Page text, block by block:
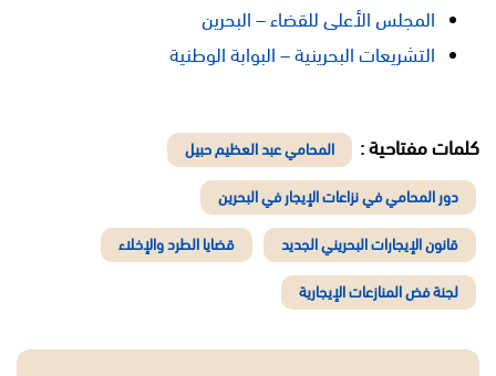
المجلس الأعلى للقضاء – البحرين
التشريعات البحرينية – البوابة الوطنية
كلمات مفتاحية : المحامي عبد العظيم حبيل
دور المحامي في نزاعات الإيجار في البحرين
قانون الإيجارات البحريني الجديد قضايا الطرد والإخلاء
لجنة فض المنازعات الإيجارية